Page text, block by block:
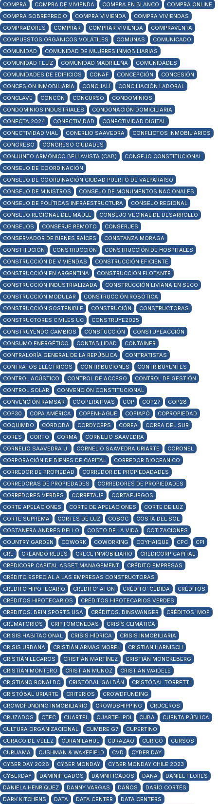
COMPRA COMPRA DE VIVIENDA COMPRA EN BLANCO
COMPRA ONLINE
COMPRA SOBREPRECIO
COMPRA VIVIENDA
COMPRA VIVIENDAS
COMPRADORES
COMPRAR COMPRAR VIVIENDA
COMPRAVENTA
COMPUESTOS ORGÁNICOS VOLÁTILES
COMUNAS
COMUNICADO
COMUNIDAD
COMUNIDAD DE MUJERES INMOBILIARIAS
COMUNIDAD FELIZ
COMUNIDAD MADRILEÑA
COMUNIDADES
COMUNIDADES DE EDIFICIOS
CONAF CONCEPCIÓN
CONCESIÓN
CONCESIÓN INMOBILIARIA
CONCHALÍ
CONCILIACIÓN LABORAL
CÓNCLAVE
CONCÓN CONCURSO
CONDOMINIOS
CONDOMINIOS INDUSTRIALES
CONDONACIÓN DOMICILIARIA
CONECTA 2024
CONECTIVIDAD
CONECTIVIDAD DIGITAL
CONECTIVIDAD VIAL
CONERLIO SAAVEDRA
CONFLICTOS INMOBILIARIOS
CONGRESO
CONGRESO CIUDADES
CONJUNTO ARMÓNICO BELLAVISTA (CAB)
CONSEJO CONSTITUCIONAL
CONSEJO DE COORDINACIÓN
CONSEJO DE COORDINACIÓN CIUDAD PUERTO DE VALPARAÍSO
CONSEJO DE MINISTROS
CONSEJO DE MONUMENTOS NACIONALES
CONSEJO DE POLÍTICAS INFRAESTRUCTURA
CONSEJO REGIONAL
CONSEJO REGIONAL DEL MAULE
CONSEJO VECINAL DE DESARROLLO
CONSEJOS
CONSERJE REMOTO
CONSERJES
CONSERVADOR DE BIENES RAÍCES
CONSTANZA MORAGA
CONSTITUCIÓN
CONSTRUCCIÓN
CONSTRUCCIÓN DE HOSPITALES
CONSTRUCCIÓN DE VIVIENDAS
CONSTRUCCIÓN EFICIENTE
CONSTRUCCIÓN EN ARGENTINA
CONSTRUCCIÓN FLOTANTE
CONSTRUCCIÓN INDUSTRIALIZADA
CONSTRUCCIÓN LIVIANA EN SECO
CONSTRUCCIÓN MODULAR
CONSTRUCCIÓN ROBÓTICA
CONSTRUCCIÓN SOSTENIBLE
CONSTRUCIÓN
CONSTRUCTORAS
CONSTRUCTORES CIVILES UC
CONSTRUYE2025
CONSTRUYENDO CAMBIOS
CONSTUCCIÓN
CONSTUYEACCIÓN
CONSUMO ENERGÉTICO
CONTABILIDAD
CONTAINER
CONTRALORÍA GENERAL DE LA REPÚBLICA
CONTRATISTAS
CONTRATOS ELÉCTRICOS
CONTRIBUCIONES
CONTRIBUYENTES
CONTROL ACÚSTICO
CONTROL DE ACCESO
CONTROL DE GESTIÓN
CONTROL SOLAR
CONVENCIÓN CONSTITUCIONAL
CONVENCIÓN RAMSAR
COOPERATIVAS COP COP27
COP28
COP30
COPA AMÉRICA COPENHAGUE COPIAPÓ
COPROPIEDAD
COQUIMBO
CÓRDOBA CORDYCEPS COREA
COREA DEL SUR
CORES
CORFO CORMA
CORNELIO SAAVEDRA
CORNELIO SAAVEDRA U.
CORNELIO SAAVEDRA URIARTE
CORONEL
CORPORACIÓN DE BIENES DE CAPITAL
CORREDOR BIOCEANICO
CORREDOR DE PROPIEDAD
CORREDOR DE PROPIEDADADES
CORREDORAS DE PROPIEDADES
CORREDORES DE PROPIEDADES
CORREDORES VERDES
CORRETAJE
CORTAFUEGOS
CORTE APELACIONES
CORTE DE APELACIONES
CORTE DE LUZ
CORTE SUPREMA
CORTES DE LUZ COSOC
COSTA DEL SOL
COSTANERA ANDRÉS BELLO
COSTO DE LA VIDA
COTIZACIONES
COUNTRY GARDEN
COWORK COWORKING COYHAIQUE CPC
CPI
CRE
CREANDO REDES CRECE INMOBILIARIO
CREDICORP CAPITAL
CREDICORP CAPITAL ASSET MANAGEMENT
CRÉDITO EMPRESAS
CRÉDITO ESPECIAL A LAS EMPRESAS CONSTRUCTORAS
CRÉDITO HIPOTECARIO
CRÉDITO: ATON CRÉDITO: CEDIDA
CRÉDITOS
CRÉDITOS HIPOTECARIOS
CRÉDITOS HIPOTECARIOS VERDES
CREDITOS: BEIN SPORTS USA
CRÉDITOS: BINSWANGER
CRÉDITOS: MOP
CREMATORIOS
CRIPTOMONEDAS
CRISIS CLIMÁTICA
CRISIS HABITACIONAL
CRISIS HÍDRICA
CRISIS INMOBILIARIA
CRISIS URBANA
CRISTIÁN ARMAS MOREL
CRISTIAN HARNISCH
CRISTIÁN LECAROS
CRISTIÁN MARTÍNEZ
CRISTIÁN MONCKEBERG
CRISTIÁN MONTERO
CRISTIAN MUÑOZ
CRISTIAN WAIDELE
CRISTIANO RONALDO
CRISTÓBAL GALBÁN
CRISTÓBAL TORRETTI
CRISTÓBAL URIARTE
CRITERIOS
CROWDFUNDING
CROWDFUNDING INMOBILIARIO
CROWDSHIPPING
CRUCEROS
CRUZADOS
CTEC CUARTEL CUARTEL PDI CUBA
CUENTA PÚBLICA
CULTURA ORGANIZACIONAL
CUMBRE G7
CUPERTINO
CURACO DE VÉLEZ
CURANILAHUE CURAZAO CURICÓ
CURSOS
CURUAMA
CUSHMAN & WAKEFIELD CVD
CYBER DAY
CYBER DAY 2026
CYBER MONDAY
CYBER MONDAY CHILE 2023
CYBERDAY
DAMINIFICADOS DAMNIFICADOS DANA
DANIEL FLORES
DANIELA HENRÍQUEZ
DANNY VARGAS DAÑOS
DARÍO CORTÉS
DARK KITCHENS
DATA DATA CENTER
DATA CENTERS